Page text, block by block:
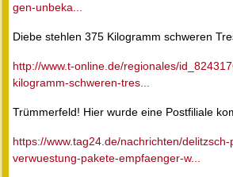
gen-unbeka...
Diebe stehlen 375 Kilogramm schweren
http://www.t-online.de/regionales/
kilogramm-schweren-tres...
Trümmerfeld! Hier wurde eine Postfiliale
https://www.tag24.de/nachrichten/delitzsch-
verwuestung-pakete-empfaenger-w...